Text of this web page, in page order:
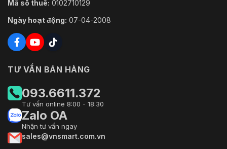
Mã số thuế: 0102710129
Ngày hoạt động: 07-04-2008
TƯ VẤN BÁN HÀNG
093.6611.372
Tư vấn online 8:00 - 18:30
Zalo OA
Nhận tư vấn ngay
sales@vnsmart.com.vn